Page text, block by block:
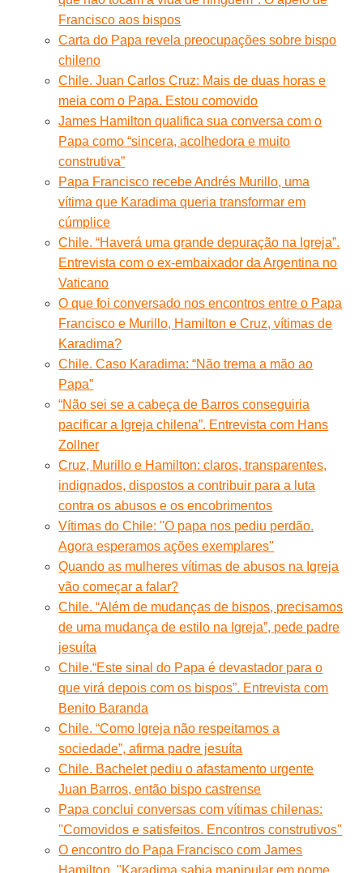
Francisco aos bispos
Carta do Papa revela preocupações sobre bispo
chileno
Chile. Juan Carlos Cruz: Mais de duas horas e
meia com o Papa. Estou comovido
James Hamilton qualifica sua conversa com o
Papa como “sincera, acolhedora e muito
construtiva”
Papa Francisco recebe Andrés Murillo, uma
vítima que Karadima queria transformar em
cúmplice
Chile. “Haverá uma grande depuração na Igreja”.
Entrevista com o ex-embaixador da Argentina no
Vaticano
O que foi conversado nos encontros entre o Papa
Francisco e Murillo, Hamilton e Cruz, vítimas de
Karadima?
Chile. Caso Karadima: “Não trema a mão ao
Papa”
“Não sei se a cabeça de Barros conseguiria
pacificar a Igreja chilena”. Entrevista com Hans
Zollner
Cruz, Murillo e Hamilton: claros, transparentes,
indignados, dispostos a contribuir para a luta
contra os abusos e os encobrimentos
Vítimas do Chile: ''O papa nos pediu perdão.
Agora esperamos ações exemplares''
Quando as mulheres vítimas de abusos na Igreja
vão começar a falar?
Chile. “Além de mudanças de bispos, precisamos
de uma mudança de estilo na Igreja”, pede padre
jesuíta
Chile.“Este sinal do Papa é devastador para o
que virá depois com os bispos”. Entrevista com
Benito Baranda
Chile. “Como Igreja não respeitamos a
sociedade”, afirma padre jesuíta
Chile. Bachelet pediu o afastamento urgente
Juan Barros, então bispo castrense
Papa conclui conversas com vítimas chilenas:
''Comovidos e satisfeitos. Encontros construtivos''
O encontro do Papa Francisco com James
Hamilton. "Karadima sabia manipular em nome